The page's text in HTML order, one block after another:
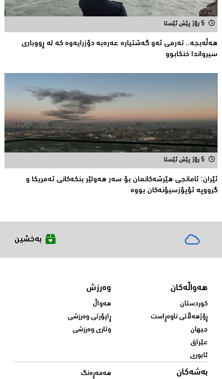
5 رۆژ پێش ئێستا
هەڵەبجە.. تەرمی ئەو گەشتیارە عەرەبە دۆزرایەوە كە لە ڕووباری
سیرواندا خنكابوو
5 رۆژ پێش ئێستا
ئێران: ئامانجى هێرشەکانمان بۆ سەر هەولێر بنکەکانى ئەمریکا و
گرووپە ئۆپۆزسیۆنەکان بووە
بەخشین
هەواڵەکان
کوردستان
ڕۆژهەڵاتی ناوەڕاست
جیهان
عێراق
ئابوری
وەرزش
هەواڵ
ڕاپۆرتی وەرزشی
وتاری وەرزشی
بەشەکان هەمەڕەنگ